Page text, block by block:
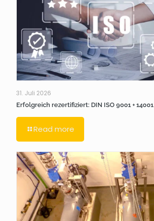
31. Juli 2026
Erfolgreich rezertifiziert: DIN ISO 9001 + 14001
Read more